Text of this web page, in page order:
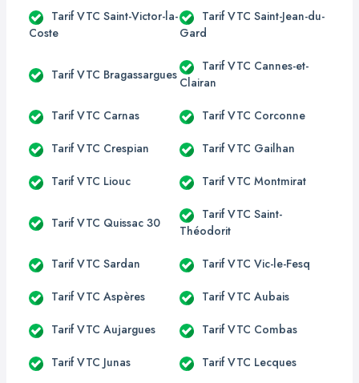
Tarif VTC Saint-Victor-la-
Coste
Tarif VTC Saint-Jean-du-
Gard
Tarif VTC Bragassargues
Tarif VTC Cannes-et-
Clairan
Tarif VTC Carnas Tarif VTC Corconne
Tarif VTC Crespian Tarif VTC Gailhan
Tarif VTC Liouc Tarif VTC Montmirat
Tarif VTC Quissac 30
Tarif VTC Saint-
Théodorit
Tarif VTC Sardan Tarif VTC Vic-le-Fesq
Tarif VTC Aspères Tarif VTC Aubais
Tarif VTC Aujargues Tarif VTC Combas
Tarif VTC Junas Tarif VTC Lecques